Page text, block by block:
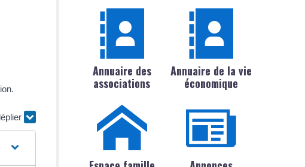
Annuaire des
associations
Annuaire de la vie
économique